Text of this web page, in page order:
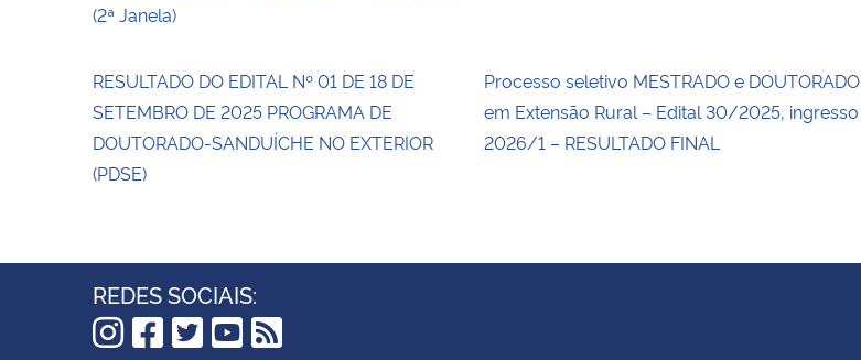
(2ª Janela)
RESULTADO DO EDITAL Nº 01 DE 18 DE
SETEMBRO DE 2025 PROGRAMA DE
DOUTORADO-SANDUÍCHE NO EXTERIOR
(PDSE)
Processo seletivo MESTRADO e DOUTORADO
em Extensão Rural – Edital 30/2025, ingresso
2026/1 – RESULTADO FINAL
REDES SOCIAIS: